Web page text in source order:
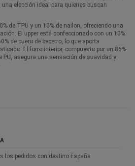
elección ideal para quienes buscan
de TPU y un 10% de nailon, ofreciendo una
El upper está confeccionado con un 10%
de cuero de becerro, lo que aporta
El forro interior, compuesto por un 86%
PU, asegura una sensación de suavidad y
los pedidos con destino España